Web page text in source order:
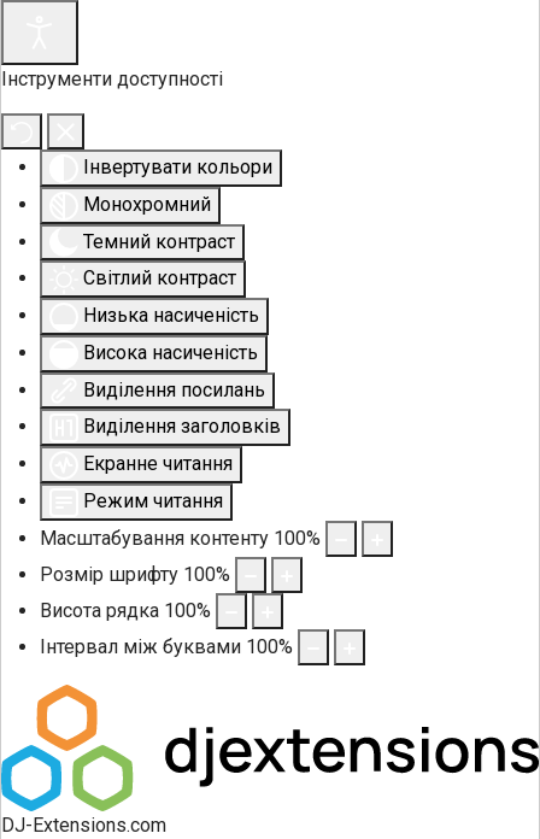
Інструменти доступності
Інвертувати кольори
Монохромний
Темний контраст
Світлий контраст
Низька насиченість
Висока насиченість
Виділення посилань
Виділення заголовків
Екранне читання
Режим читання
Масштабування контенту 100%
Розмір шрифту 100%
Висота рядка 100%
Інтервал між буквами 100%
DJ-Extensions.com